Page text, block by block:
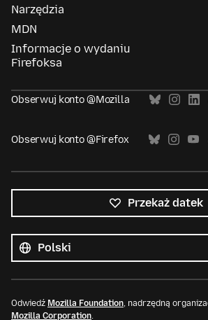
Narzędzia
MDN
Informacje o wydaniu
Firefoksa
Obserwuj konto @Mozilla
Obserwuj konto @Firefox
Przekaż datek
języki
Język
Odwiedź Mozilla Foundation, nadrzędną
Mozilla Corporation.